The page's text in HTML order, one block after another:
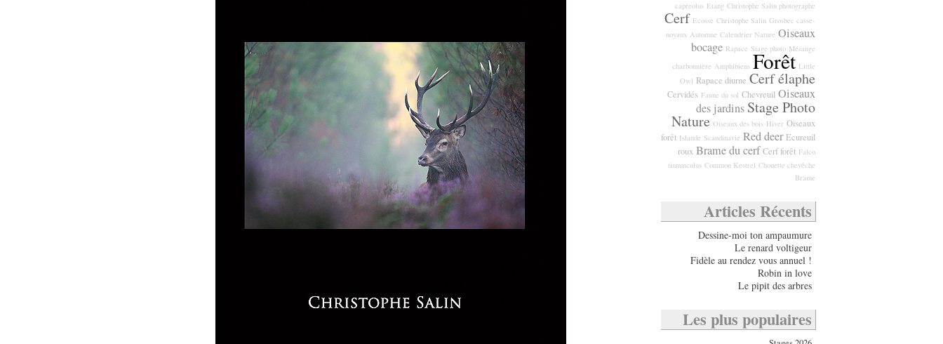
capreolus Etang Christophe Salin photographe
Cerf Ecosse Christophe Salin Grosbec casse-
noyaux Automne Calendrier Nature Oiseaux
bocage Rapace Stage photo Mésange
charbonnière Amphibiens Forêt Little
Owl Rapace diurne Cerf élaphe
Cervidés Faune du sol Chevreuil Oiseaux
des jardins Stage Photo
Nature Oiseaux des bois Hiver Oiseaux
forêt Islande Scandinavie Red deer Ecureuil
roux Brame du cerf Cerf forêt Falco
tinnunculus Common Kestrel Chouette chevêche
Brame
Articles Récents
Dessine-moi ton ampaumure
Le renard voltigeur
Fidèle au rendez vous annuel !
Robin in love
Le pipit des arbres
Les plus populaires